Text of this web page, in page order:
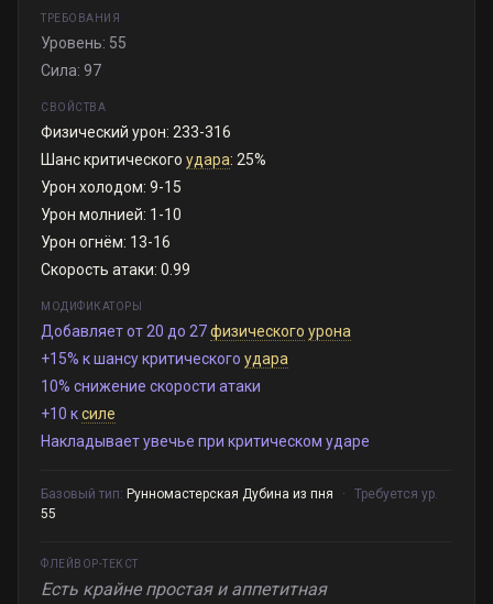
ТРЕБОВАНИЯ
Уровень: 55
Сила: 97
СВОЙСТВА
Физический урон: 233-316
Шанс критического удара: 25%
Урон холодом: 9-15
Урон молнией: 1-10
Урон огнём: 13-16
Скорость атаки: 0.99
МОДИФИКАТОРЫ
Добавляет от 20 до 27физического урона
+15% к шансу критического удара
10% снижение скорости атаки
+10 ксиле
Накладывает увечье при критическом ударе
Базовый тип: Рунномастерская Дубина из пня ·
Требуется ур.
55
ФЛЕЙВОР-ТЕКСТ
Есть крайне простая и аппетитная